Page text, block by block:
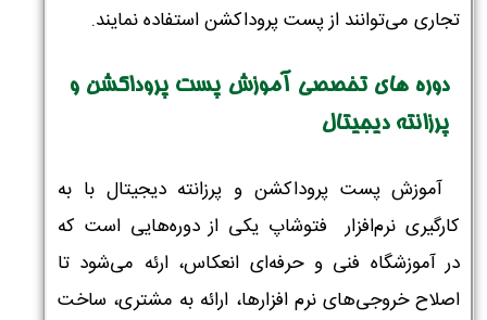
تجاری می‌توانند از پست پروداکشن استفاده نمایند.
دوره های تخصصی آموزش پست پروداکشن و
پرزانته دیجیتال
آموزش پست پروداکشن و پرزانته دیجیتال با به
کارگیری نرم‌افزار فتوشاپ یکی از دوره‌هایی است که
درآموزشگاه فنی و حرفه‌ای انعکاس، ارئه می‌شود تا
اصلاح خروجی‌های نرم افزارها، ارائه به مشتری، ساخت